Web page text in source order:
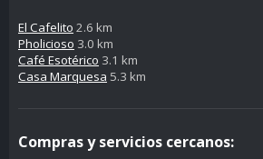
El Cafelito 2.6 km
Pholicioso 3.0 km
Café Esotérico 3.1 km
Casa Marquesa 5.3 km
Compras y servicios cercanos: